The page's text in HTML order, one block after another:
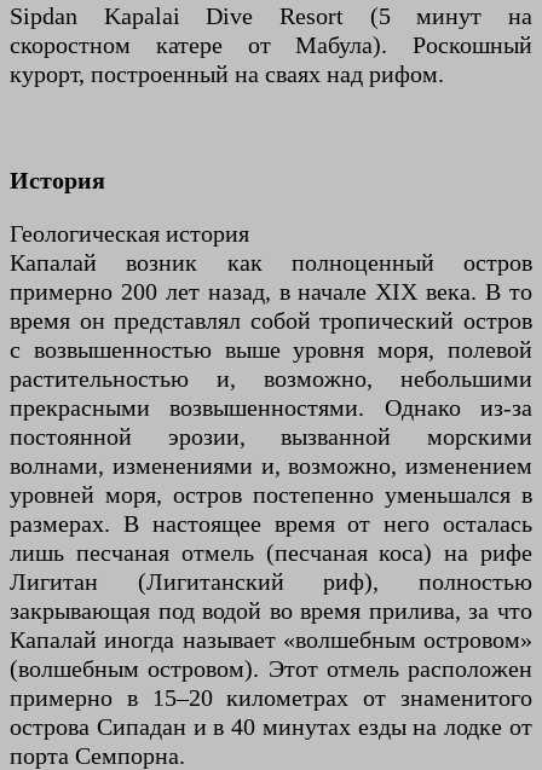
Sipdan Kapalai Dive Resort (5 минут на
скоростном катере от Мабула). Роскошный
курорт, построенный на сваях над рифом.
История
Геологическая история
Капалай возник как полноценный остров
примерно 200 лет назад, в начале XIX века. В то
время он представлял собой тропический остров
с возвышенностью выше уровня моря, полевой
растительностью и, возможно, небольшими
прекрасными возвышенностями. Однако из-за
постоянной эрозии, вызванной морскими
волнами, изменениями и, возможно, изменением
уровней моря, остров постепенно уменьшался в
размерах. В настоящее время от него осталась
лишь песчаная отмель (песчаная коса) на рифе
Лигитан (Лигитанский риф), полностью
закрывающая под водой во время прилива, за что
Капалай иногда называет «волшебным островом»
(волшебным островом). Этот отмель расположен
примерно в 15–20 километрах от знаменитого
острова Сипадан и в 40 минутах езды на лодке от
порта Семпорна.